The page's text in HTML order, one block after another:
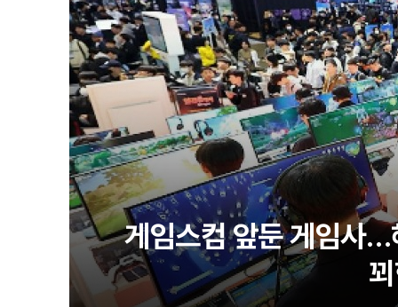
게임스컴 앞둔 게임사…